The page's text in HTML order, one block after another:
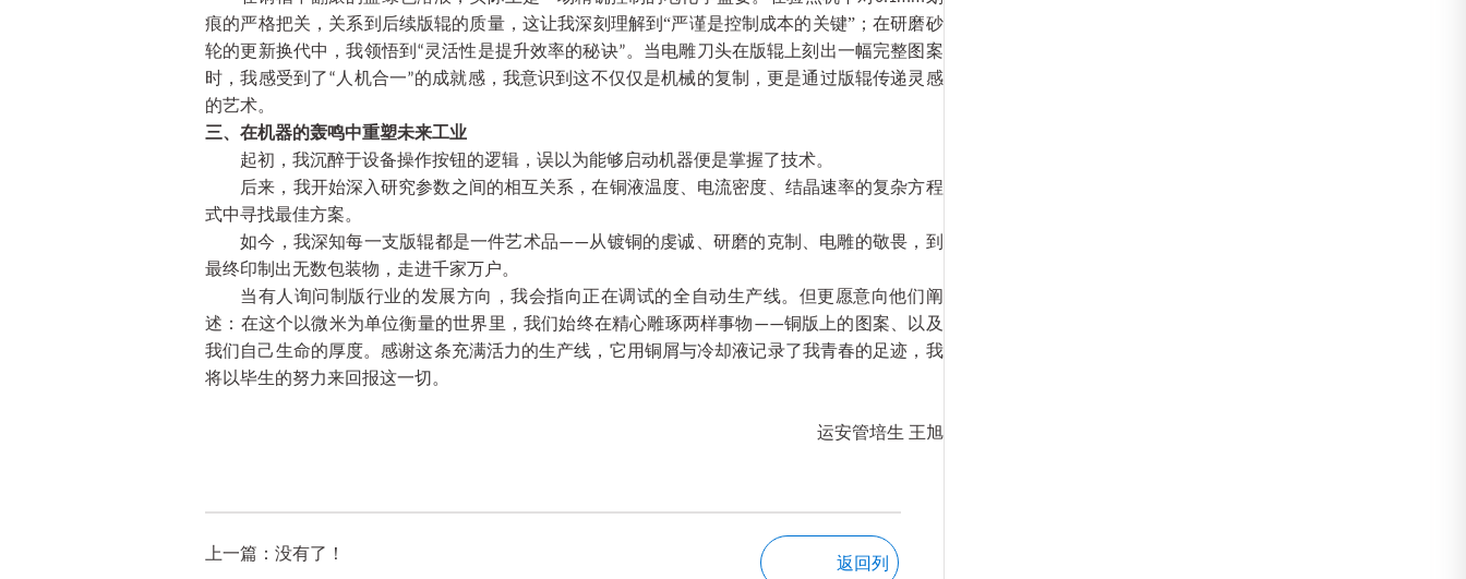
痕的严格把关，关系到后续版辊的质量，这让我深刻理解到“严谨是控制成本的关键”； 在研磨砂
轮的更新换代中，我领悟到 “灵活性是提升效率的秘诀”。当电雕刀头在版辊上刻出一幅完整图案
时，我感受到了“ 人机合一”的成就感，我意识到这不仅仅是机械的复制，更是通过版辊传递灵感
的艺术。
三、在机器的轰鸣中重塑未来工业
起初，我沉醉于设备操作按钮的逻辑，误以为能够启动机器便是掌握了技术。
后来 ，我开始深入研究参数之间的相互关系 ，在铜液温度、电流密度、结晶速率的复杂方程
式中寻找最佳方案。
如今，我深知每一支版辊都是一件艺术品——从镀铜的虔诚、研磨的克制、电雕的敬畏，到
最终印制 出无数包装物 ，走进千家万户。
当有人询问制版行业的发展方向，我会指向正在调试的全自动生产线。但更愿意向他们阐
述：在这个以微米为单位衡量的世界里，我们始终在精心雕琢两样事物——铜版上的图案
以及
我们自己生命的厚度。感谢这条充满活力的生产线，它用铜屑与冷却液记录了我青春的足迹，我
将以毕生的努力来回报这一切。
运安管培生 王旭
上一篇：没有了！
返回列